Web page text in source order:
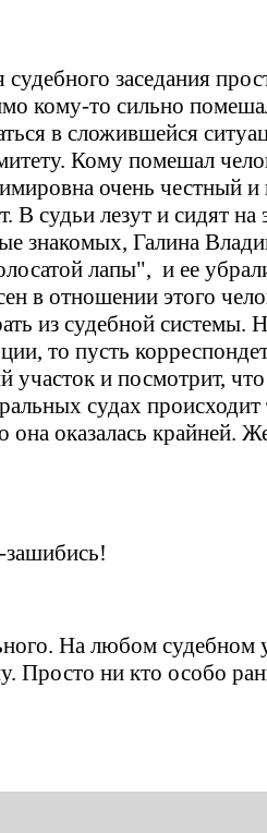
судебного заседания
кому-то сильно
в сложившейся
Кому помешал
очень честный
В судьи лезут и сидят
знакомых, Галина
лапы", и ее
в отношении этого
из судебной системы.
то пусть
участок и посмотрит,
судах
оказалась крайней.
зашибись!
На любом судебном
Просто ни кто особо